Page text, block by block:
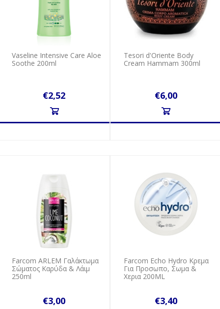
Vaseline Intensive Care Aloe
Soothe 200ml
€2,52
Tesori d'Oriente Body
Cream Hammam 300ml
€6,00
Farcom ARLEM Γαλάκτωμα
Σώματος Καρύδα & Λάιμ
250ml
€3,00
Farcom Echo Hydro Κρεμα
Για Προσωπο, Σωμα &
Χερια 200ML
€3,40